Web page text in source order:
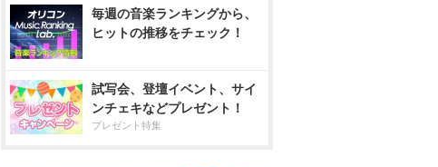
毎週の音楽ランキングから、
ヒットの推移をチェック！
試写会、登壇イベント、サイ
ンチェキなどプレゼント！
プレゼント特集